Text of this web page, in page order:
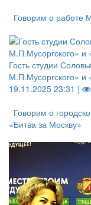
Говорим о работе
Гость студии
М.П.Мусоргского»
19.11.2025 23:31 |
Говорим о
«Битва за Москву»